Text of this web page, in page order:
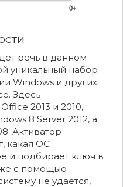
речь в данном
уникальный набор
Windows и других
Здесь
2013 и 2010,
8 Server 2012, а
Активатор
какая ОС
и подбирает ключ в
же с помощью
не удается,